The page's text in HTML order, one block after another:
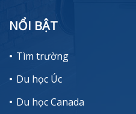
NỔI BẬT
Tìm trường
Du học Úc
Du học Canada